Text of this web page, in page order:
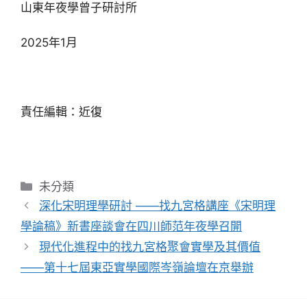
山東年夜學曾子研討所
2025年1月
責任編輯：近復
分
類
未分類
深化宋明理學研討 ——找九宮格講座《宋明理
學論稿》新書座談會在四川師范年夜學召開
現代化進程中的找九宮格聚會實學及其價值
——第十七屆東亞實學國際岑嶺論壇在京舉辦